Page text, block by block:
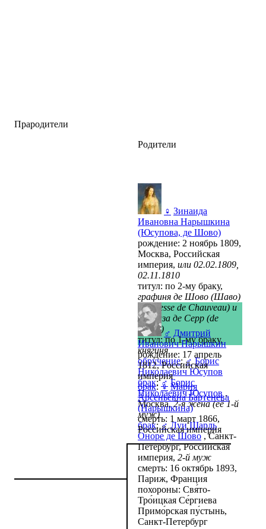
Прародители
Родители
♀ Зинаида
Ивановна Нарышкина
(Юсупова, де Шово)
рождение: 2 ноябрь 1809,
Москва, Российская
империя, или 02.02.1809,
02.11.1810
титул: по 2-му браку,
графиня де Шово (Шаво)
(comtesse de Chauveau) и
маркиза де Серр (de
Serres)
титул: по 1-му браку,
княгиня
обручение:♂ Борис
Николаевич Юсупов
брак:♂ Борис
Николаевич Юсупов ,
Москва,2-я жена (её 1-й
муж)
брак:♂ Луи Шарль
Оноре де Шово, Санкт-
Петербург, Российская
империя, 2-й муж
смерть: 16 октябрь 1893,
Париж, Франция
похороны: Свя́то-
Тро́ицкая Се́ргиева
Примо́рская пу́стынь,
Санкт-Петербург
♂ Дмитрий
Иванович Нарышкин
рождение: 17 апрель
1812, Российская
империя
брак: ♀ Мария
Арсеньевна Бартенева
(Нарышкина)
смерть: 1 март 1866,
Российская империя